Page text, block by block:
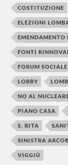
COSTITUZIONE
ELEZIONI
EMENDAMENTO
FONTI
FORUM
LOBBY
NO AL
PIANO CASA
S. RITA
SINISTRA
VIGGIÙ